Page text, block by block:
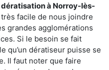
dératisation à Norroy-lès-
facile de nous joindre
grandes agglomérations
Si le besoin se fait
qu’un dératiseur puisse se
Il faut noter que faire